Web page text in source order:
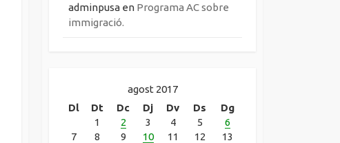
adminpusa en Programa AC sobre
immigració.
agost 2017
Dl
Dt Dc Dj Dv Ds
Dg
1
2 3 4 5
6
7
8 9 10 11 12
13